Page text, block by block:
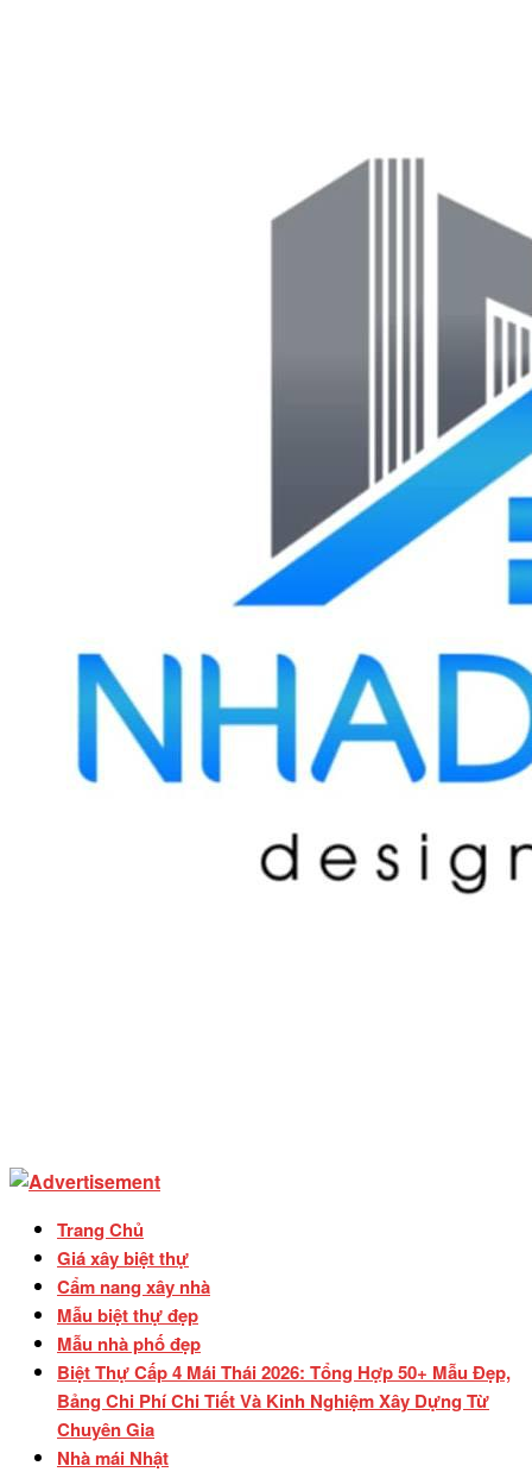
Trang Chủ
Giá xây biệt thự
Cẩm nang xây nhà
Mẫu biệt thự đẹp
Mẫu nhà phố đẹp
Biệt Thự Cấp 4 Mái Thái 2026: Tổng Hợp 50+ Mẫu Đẹp,
Bảng Chi Phí Chi Tiết Và Kinh Nghiệm Xây Dựng Từ
Chuyên Gia
Nhà mái Nhật